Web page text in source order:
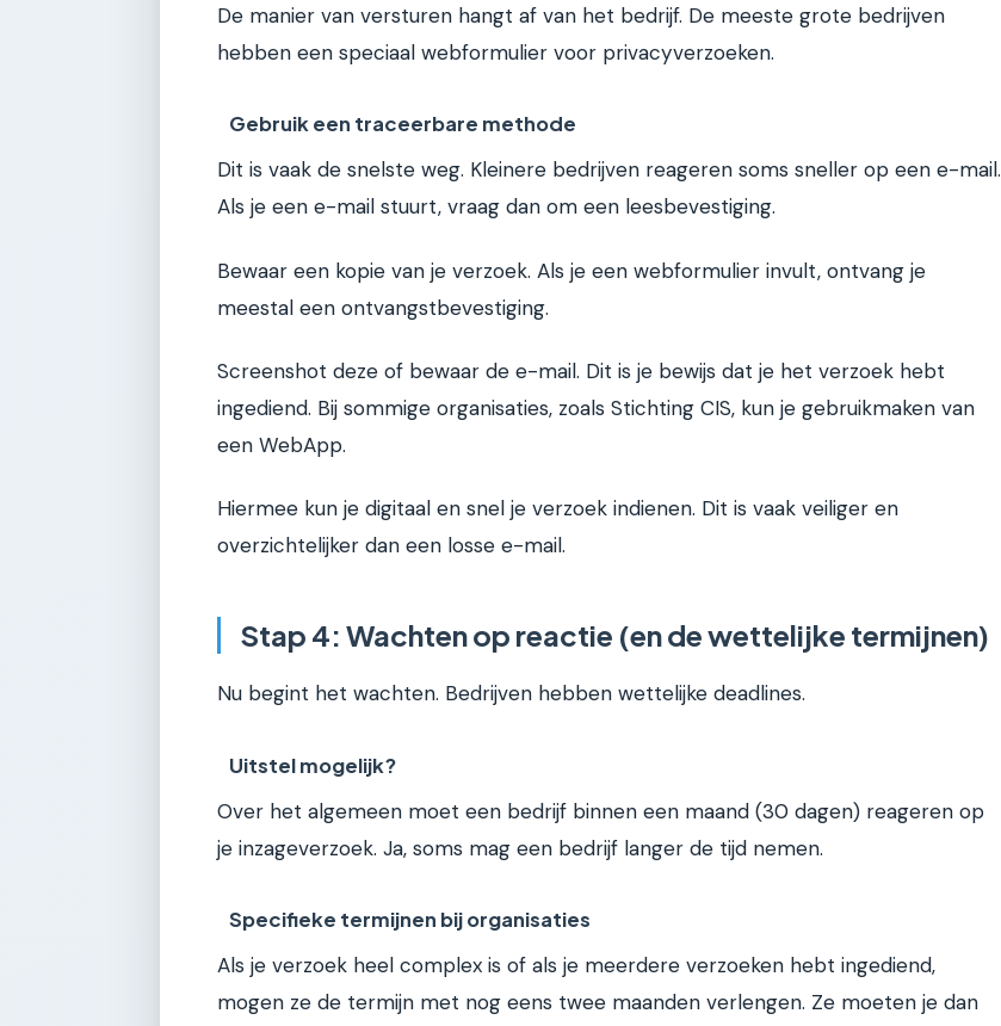
De manier van versturen hangt af van het bedrijf. De meeste grote bedrijven
hebben een speciaal webformulier voor privacyverzoeken.
Gebruik een traceerbare methode
Dit is vaak de snelste weg. Kleinere bedrijven reageren soms sneller op een e-mail.
Als je een e-mail stuurt, vraag dan om een leesbevestiging.
Bewaar een kopie van je verzoek. Als je een webformulier invult, ontvang je
meestal een ontvangstbevestiging.
Screenshot deze of bewaar de e-mail. Dit is je bewijs dat je het verzoek hebt
ingediend. Bij sommige organisaties, zoals Stichting CIS, kun je gebruikmaken van
een WebApp.
Hiermee kun je digitaal en snel je verzoek indienen. Dit is vaak veiliger en
overzichtelijker dan een losse e-mail.
Stap 4: Wachten op reactie (en de wettelijke termijnen)
Nu begint het wachten. Bedrijven hebben wettelijke deadlines.
Uitstel mogelijk?
Over het algemeen moet een bedrijf binnen een maand (30 dagen) reageren op
je inzageverzoek. Ja, soms mag een bedrijf langer de tijd nemen.
Specifieke termijnen bij organisaties
Als je verzoek heel complex is of als je meerdere verzoeken hebt ingediend,
mogen ze de termijn met nog eens twee maanden verlengen. Ze moeten je dan